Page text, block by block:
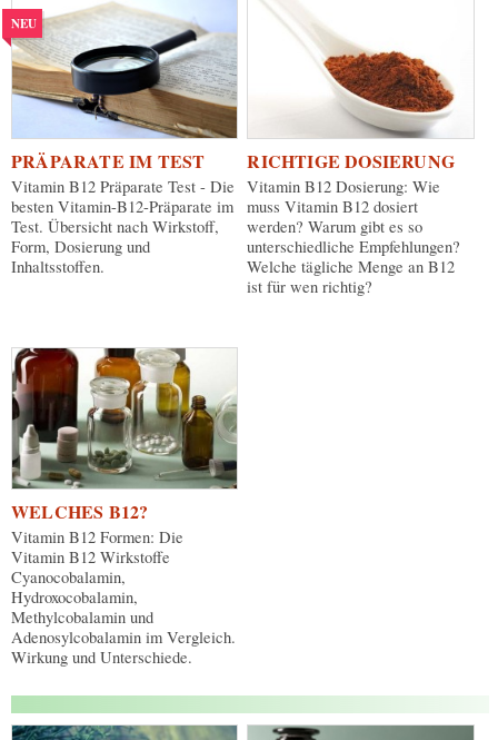
NEU
PRÄPARATE IM TEST
Vitamin B12 Präparate Test - Die
besten Vitamin-B12-Präparate im
Test. Übersicht nach Wirkstoff,
Form, Dosierung und
Inhaltsstoffen.
RICHTIGE DOSIERUNG
Vitamin B12 Dosierung: Wie
muss Vitamin B12 dosiert
werden? Warum gibt es so
unterschiedliche Empfehlungen?
Welche tägliche Menge an B12
ist für wen richtig?
WELCHES B12?
Vitamin B12 Formen: Die
Vitamin B12 Wirkstoffe
Cyanocobalamin,
Hydroxocobalamin,
Methylcobalamin und
Adenosylcobalamin im Vergleich.
Wirkung und Unterschiede.